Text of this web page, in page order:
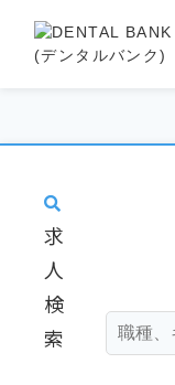
求
人
検
索